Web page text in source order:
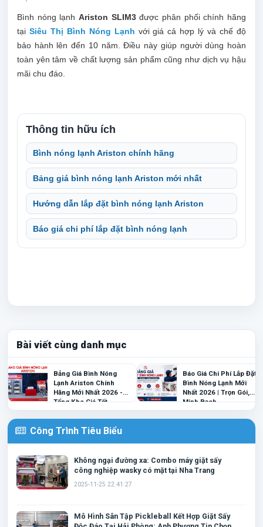
Bài viết cùng danh mục
Bảng Giá Bình Nóng
Lạnh Ariston Chính
Hãng Mới Nhất 2026 -
Tổng Kho Giá Tốt
Báo Giá Chi Phí Lắp Đặt
Bình Nóng Lạnh Mới
Nhất 2026 | Trọn Gói,
Minh Bạch
Bình nóng lạnh Ariston SLIM3được phân phối chính hãng
tại Siêu Thị Bình Nóng Lạnh với giá cả hợp lý và chế độ
bảo hành lên đến 10 năm. Điều này giúp người dùng hoàn
toàn yên tâm về chất lượng sản phẩm cũng như dịch vụ hậu
mãi chu đáo.
Thông tin hữu ích
Bình nóng lạnh Ariston chính hãng
Bảng giá bình nóng lạnh Ariston mới nhất
Hướng dẫn lắp đặt bình nóng lạnh Ariston
Báo giá chi phí lắp đặt bình nóng lạnh
Công Trình Tiêu Biểu
Không ngại đường xa: Combo máy giặt sấy
công nghiệp wasky có mặt tại Nha Trang
2025-11-25 22:41:27
Mô Hình Sân Tập Pickleball Kết Hợp Giặt Sấy